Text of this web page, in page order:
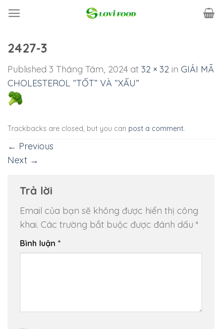
2427-3
Published 3 Tháng Tám, 2024 at 32 × 32 in GIẢI MÃ
CHOLESTEROL “TỐT” VÀ “XẤU”
Trackbacks are closed, but you can post a comment.
← Previous
Next →
Trả lời
Email của bạn sẽ không được hiển thị công
khai. Các trường bắt buộc được đánh dấu *
Bình luận *